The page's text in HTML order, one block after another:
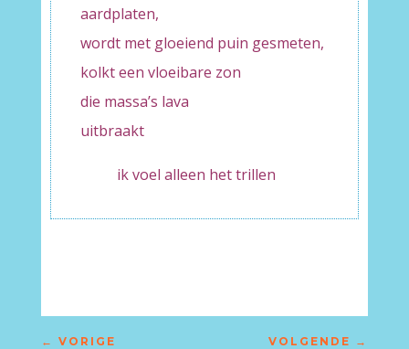
aardplaten,
wordt met gloeiend puin gesmeten,
kolkt een vloeibare zon
die massa’s lava
uitbraakt
ik voel alleen het trillen
← VORIGE VOLGENDE →